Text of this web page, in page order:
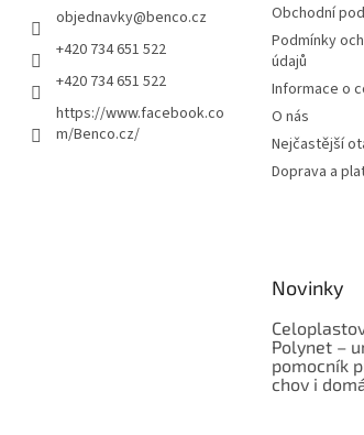
objednavky@benco.cz
+420 734 651 522
+420 734 651 522
https://www.facebook.co
m/Benco.cz/
Obchodní
Podmínky
údajů
Informace o
O nás
Nejčastější
Doprava a
Novinky
Polynet –
pomocník
chov i